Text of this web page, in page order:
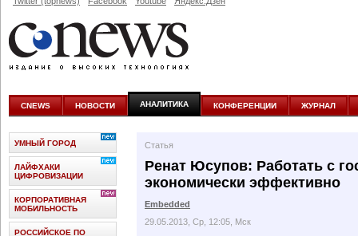
цифровизироваться со
скоростью крупных
корпораций
CNEWS НОВОСТИ АНАЛИТИКА КОНФЕРЕНЦИИ ЖУРНАЛ
Статья
Ренат Юсупов: Работать с
экономически эффективно
Embedded
29.05.2013, Ср, 12:05, Мск
УМНЫЙ ГОРОД
ЛАЙФХАКИ
ЦИФРОВИЗАЦИИ
КОРПОРАТИВНАЯ
МОБИЛЬНОСТЬ
РОССИЙСКОЕ ПО